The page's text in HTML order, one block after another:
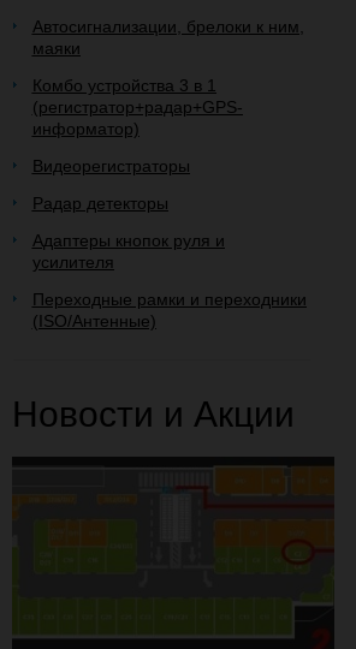
Автосигнализации, брелоки к ним,
маяки
Комбо устройства 3 в 1
(регистратор+радар+GPS-
информатор)
Видеорегистраторы
Радар детекторы
Адаптеры кнопок руля и
усилителя
Переходные рамки и переходники
(ISO/Антенные)
Новости и Акции